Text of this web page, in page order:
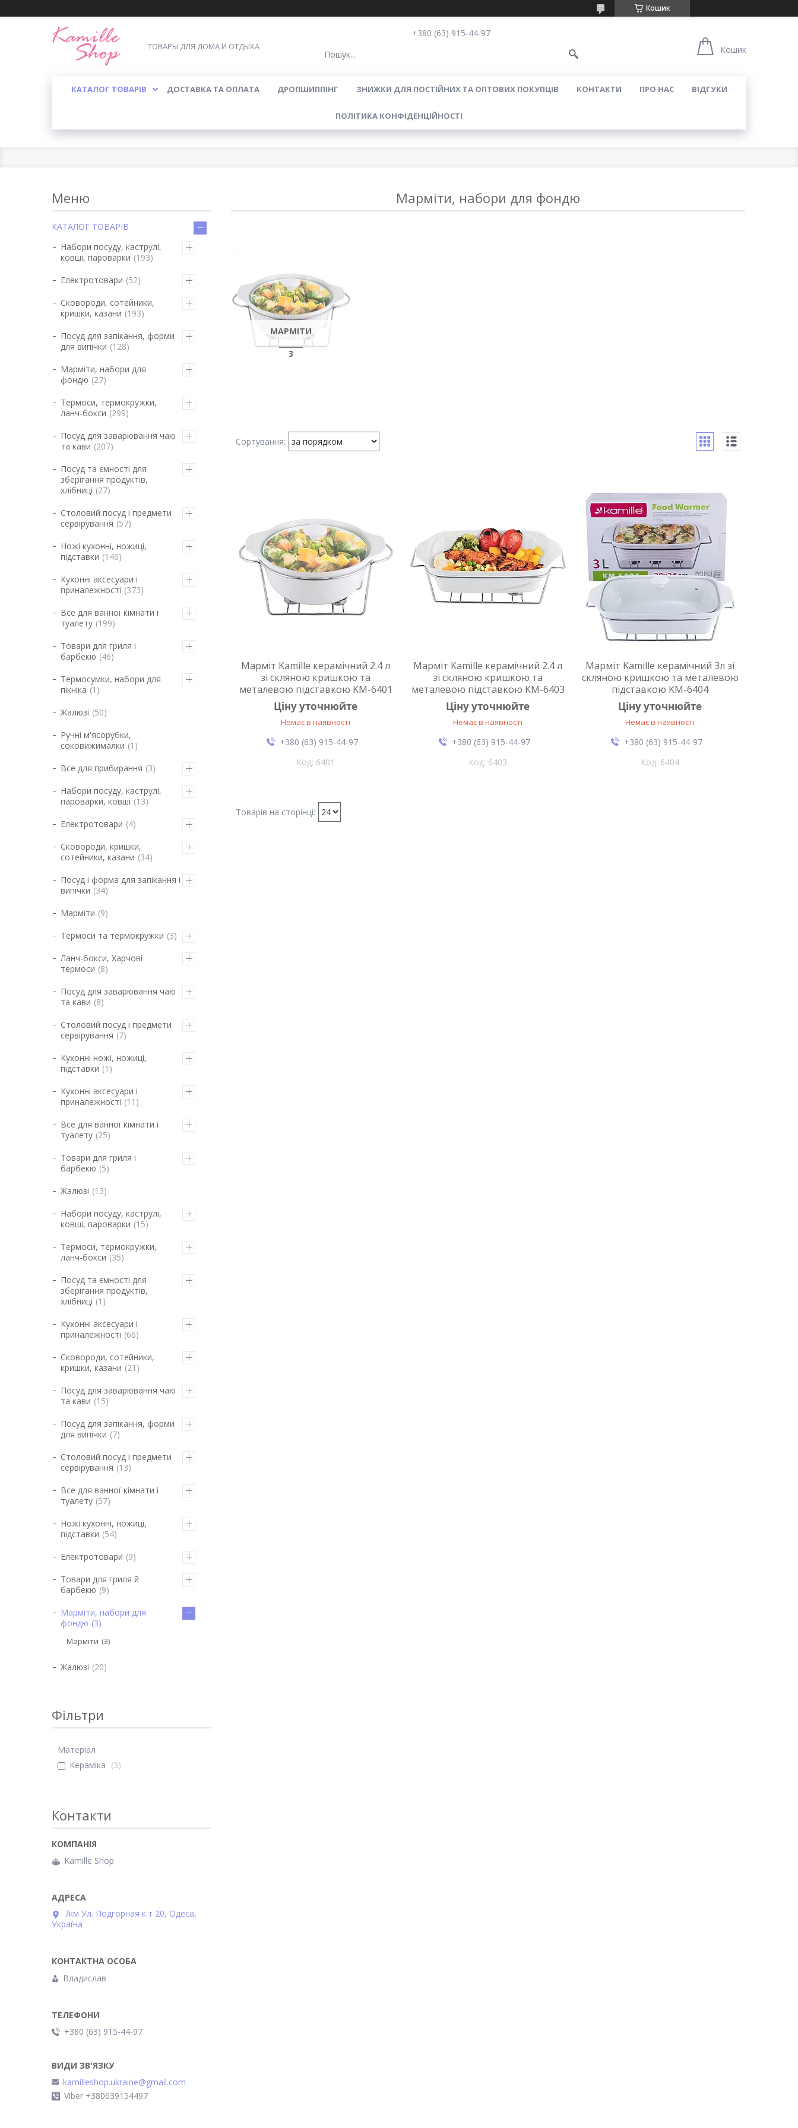
Кошик
ТОВАРЫ ДЛЯ ДОМА И ОТДЫХА
+380 (63) 915-44-97
Кошик
КАТАЛОГ ТОВАРІВ ДОСТАВКА ТА ОПЛАТА ДРОПШИППІНГ ЗНИЖКИ ДЛЯ ПОСТІЙНИХ ТА ОПТОВИХ ПОКУПЦІВ КОНТАКТИ ПРО НАС ВІДГУКИ
ПОЛІТИКА КОНФІДЕНЦІЙНОСТІ
Марміти, набори для фондю
МАРМІТИ
3
Марміт Kamille керамічний 2.4 л
зі скляною кришкою та
металевою підставкою KM-6401
Ціну уточнюйте
Немає в наявності
+380 (63) 915-44-97
6401
Марміт Kamille керамічний 2.4 л
зі скляною кришкою та
металевою підставкою KM-6403
Ціну уточнюйте
Немає в наявності
+380 (63) 915-44-97
6403
Марміт Kamille керамічний 3л зі
скляною кришкою та металевою
підставкою KM-6404
Ціну уточнюйте
Немає в наявності
+380 (63) 915-44-97
6404
КАТАЛОГ ТОВАРІВ
Набори посуду, каструлі,
ковші, пароварки 193
Електротовари 52
Сковороди, сотейники,
кришки, казани 193
Посуд для запікання, форми
для випічки 128
Марміти, набори для
фондю 27
Термоси, термокружки,
ланч-бокси 299
Посуд для заварювання чаю
та кави 207
Посуд та ємності для
зберігання продуктів,
хлібниці 27
Столовий посуд і предмети
сервірування 57
Ножі кухонні, ножиці,
підставки 146
Кухонні аксесуари і
приналежності 373
Все для ванної кімнати і
туалету 199
Товари для гриля і
барбекю 46
Термосумки, набори для
пікніка 1
Жалюзі 50
Ручні м'ясорубки,
соковижималки 1
Все для прибирання 3
Набори посуду, каструлі,
пароварки, ковші 13
Електротовари 4
Сковороди, кришки,
сотейники, казани 34
Посуд і форма для запікання і
випічки 34
Марміти 9
Термоси та термокружки 3
Ланч-бокси, Харчові
термоси 8
Посуд для заварювання чаю
та кави 8
Столовий посуд і предмети
сервірування 7
Кухонні ножі, ножиці,
підставки 1
Кухонні аксесуари і
приналежності 11
Все для ванної кімнати і
туалету 25
Товари для гриля і
барбекю 5
Жалюзі 13
Набори посуду, каструлі,
ковші, пароварки 15
Термоси, термокружки,
ланч-бокси 35
Посуд та ємності для
зберігання продуктів,
хлібниці 1
Кухонні аксесуари і
приналежності 66
Сковороди, сотейники,
кришки, казани 21
Посуд для заварювання чаю
та кави 15
Посуд для запікання, форми
для випічки 7
Столовий посуд і предмети
сервірування 13
Все для ванної кімнати і
туалету 57
Ножі кухонні, ножиці,
підставки 54
Електротовари 9
Товари для гриля й
барбекю 9
Марміти, набори для
фондю 3
Марміти 3
Жалюзі 20
Фільтри
Матеріал
Кераміка
3
Контакти
Kamille Shop
7км Ул. Подгорная к.т 20, Одеса,
Україна
Владислав
+380 (63) 915-44-97
kamilleshop.ukraine@gmail.com
Viber +380639154497